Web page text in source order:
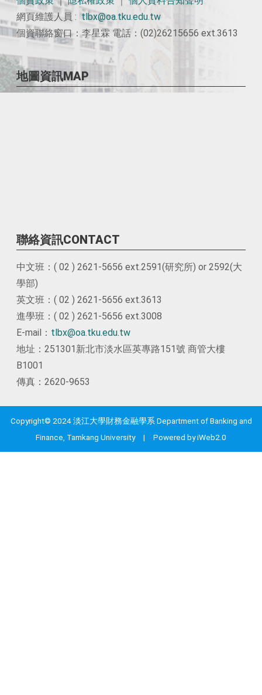
網頁維護人員 :tlbx@oa.tku.edu.tw
個資聯絡窗口：李星霖 電話：(02)26215656 ext.3613
地圖資訊MAP
聯絡資訊CONTACT
中文班：( 02 ) 2621-5656 ext.2591(研究所) or 2592(大
學部)
英文班：( 02 ) 2621-5656 ext.3613
進學班：( 02 ) 2621-5656 ext.3008
E-mail： tlbx@oa.tku.edu.tw
地址：251301新北市淡水區英專路151號 商管大樓
B1001
傳真：2620-9653
Copyright© 2024 淡江大學財務金融學系 Department of Banking and
Finance, Tamkang University | Powered by iWeb2.0